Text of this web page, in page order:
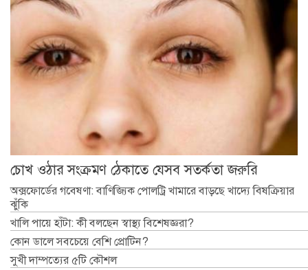
চোখ ওঠার সংক্রমণ ঠেকাতে যেসব সতর্কতা জরুরি
অক্সফোর্ডের গবেষণা: বাণিজ্যিক পোলট্রি খামারে বাড়ছে খাদ্যে বিষক্রিয়ার
ঝুঁকি
খালি পায়ে হাঁটা: কী বলছেন স্বাস্থ্য বিশেষজ্ঞরা?
কোন ডালে সবচেয়ে বেশি প্রোটিন?
সুখী দাম্পত্যের ৫টি কৌশল